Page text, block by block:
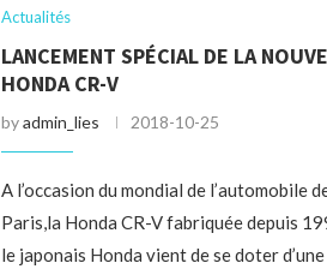
Actualités
LANCEMENT SPÉCIAL DE LA
HONDA CR-V
byadmin_lies 2018-10-25
A l’occasion du mondial de l’automobile
Paris,la Honda CR-V fabriquée depuis
le japonais Honda vient de se doter